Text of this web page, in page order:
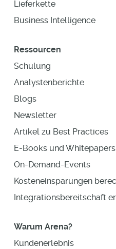
Lieferkette
Business Intelligence
Ressourcen
Schulung
Analystenberichte
Blogs
Newsletter
Artikel zu Best Practices
E-Books und Whitepapers
On-Demand-Events
Kosteneinsparungen
Integrationsbereitschaft
Warum Arena?
Kundenerlebnis